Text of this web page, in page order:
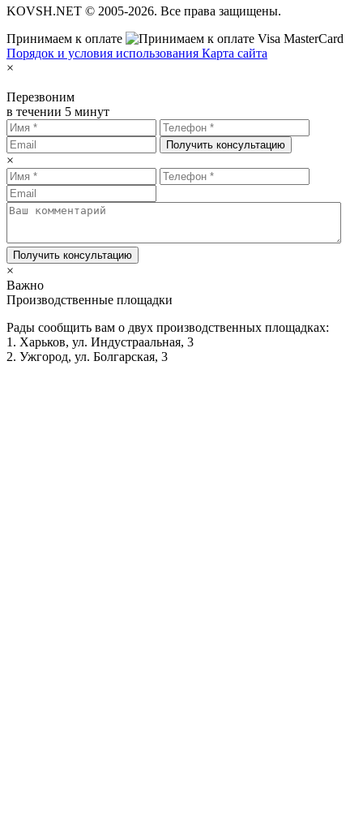
KOVSH.NET © 2005-2026. Все права защищены.
Принимаем к оплате
Порядок и условия использования Карта сайта
×
Перезвоним
в течении 5 минут
Получить консультацию
×
Получить консультацию
×
Важно
Производственные площадки
Рады сообщить вам о двух производственных площадках:
1. Харьков, ул. Индустраальная, 3
2. Ужгород, ул. Болгарская, 3